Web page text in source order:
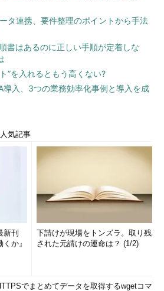
タ連携、要件整理のポイントから手法
書はあるのに正しい手順が定着しな
”を入れるともう高くない?
導入、3つの業務効率化事例と導入を成
気記事
新刊
か』
下請けが現場をトンズラ。取り残
された元請けの運命は？ (1/2)
でまとめてデータを取得するwgetコマ